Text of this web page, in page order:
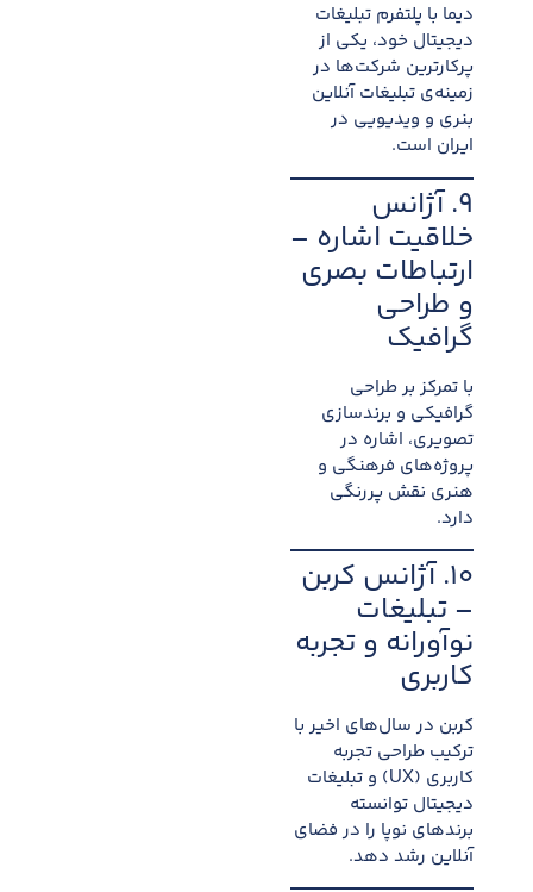
دیما با پلتفرم تبلیغات
دیجیتال خود، یکی از
پرکارترین شرکت‌ها در
زمینه‌ی تبلیغات آنلاین
بنری و ویدیویی در
ایران است.
۹. آژانس
خلاقیت اشاره –
ارتباطات بصری
و طراحی
گرافیک
با تمرکز بر طراحی
گرافیکی و برندسازی
تصویری، اشاره در
پروژه‌های فرهنگی و
هنری نقش پررنگی
دارد.
۱۰. آژانس کربن
– تبلیغات
نوآورانه و تجربه
کاربری
کربن در سال‌های اخیر با
ترکیب طراحی تجربه
کاربری (UX) و تبلیغات
دیجیتال توانسته
برندهای نوپا را در فضای
آنلاین رشد دهد.